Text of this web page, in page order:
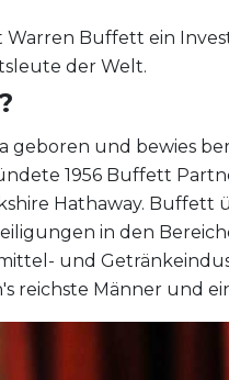
Warren Buffett ein
der Welt.
geboren und bewies
1956 Buffett
Hathaway. Buffett
in den
und
reichste Männer und